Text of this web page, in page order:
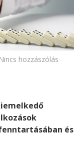
Nincs hozzászólás
és